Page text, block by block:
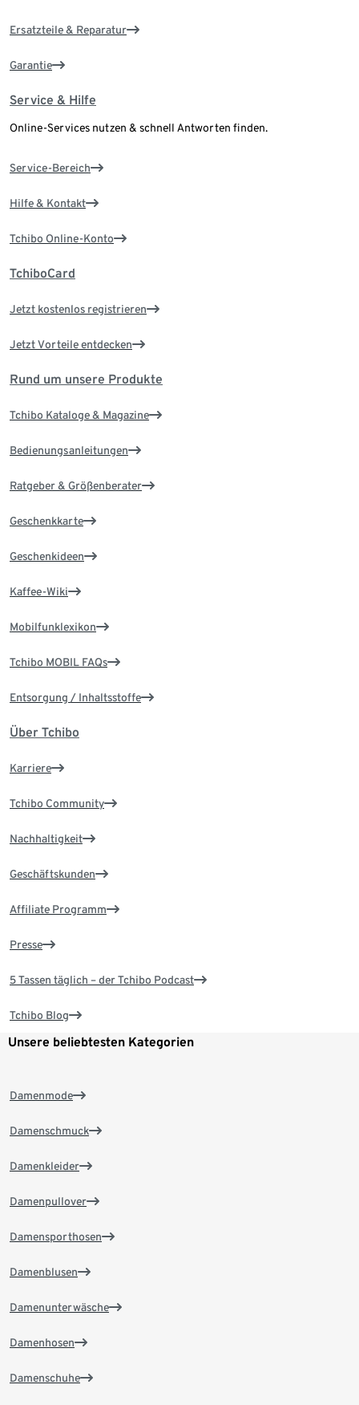
Ersatzteile & Reparatur
Garantie
Service & Hilfe
Online-Services nutzen & schnell Antworten finden.
Service-Bereich
Hilfe & Kontakt
Tchibo Online-Konto
TchiboCard
Jetzt kostenlos registrieren
Jetzt Vorteile entdecken
Rund um unsere Produkte
Tchibo Kataloge & Magazine
Bedienungsanleitungen
Ratgeber & Größenberater
Geschenkkarte
Geschenkideen
Kaffee-Wiki
Mobilfunklexikon
Tchibo MOBIL FAQs
Entsorgung / Inhaltsstoffe
Über Tchibo
Karriere
Tchibo Community
Nachhaltigkeit
Geschäftskunden
Affiliate Programm
Presse
5 Tassen täglich – der Tchibo Podcast
Tchibo Blog
Unsere beliebtesten Kategorien
Damenmode
Damenschmuck
Damenkleider
Damenpullover
Damensporthosen
Damenblusen
Damenunterwäsche
Damenhosen
Damenschuhe